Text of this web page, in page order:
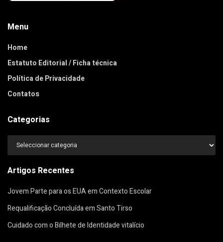
Menu
Home
Estatuto Editorial / Ficha técnica
Política de Privacidade
Contatos
Categorias
Categorias
Artigos Recentes
Jovem Parte para os EUA em Contexto Escolar
Requalificação Concluída em Santo Tirso
Cuidado com o Bilhete de Identidade vitalício